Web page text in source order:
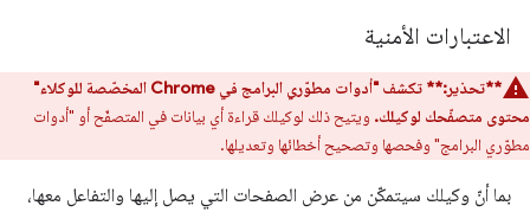
الاعتبارات الأمنية
**تحذير:**
تكشف "أدوات مطوّري البرامج في Chrome المخصّصة للوكلاء"
محتوى متصفّحك لوكيلك. ويتيح ذلك لوكيلك قراءة أي بيانات في المتصفّح أو "أدوات
مطوّري البرامج" وفحصها وتصحيح أخطائها وتعديلها.
بما أنّ وكيلك سيتمكّن من عرض الصفحات التي يصل إليها والتفاعل معها،